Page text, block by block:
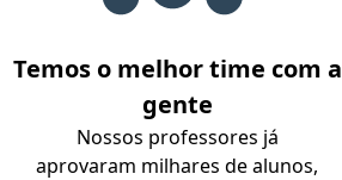
Temos o melhor time com a
gente
Nossos professores já
aprovaram milhares de alunos,